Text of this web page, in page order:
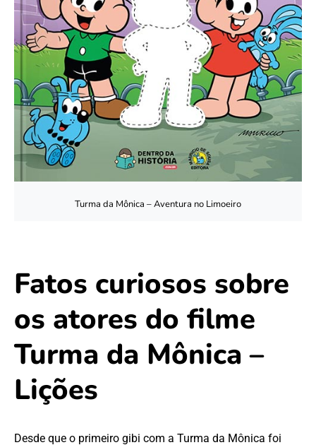
Turma da Mônica – Aventura no Limoeiro
Fatos curiosos sobre
os atores do filme
Turma da Mônica –
Lições
Desde que o primeiro gibi com a Turma da Mônica foi